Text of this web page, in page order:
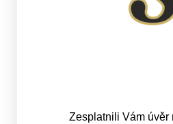
Zesplatnili Vám úvěr